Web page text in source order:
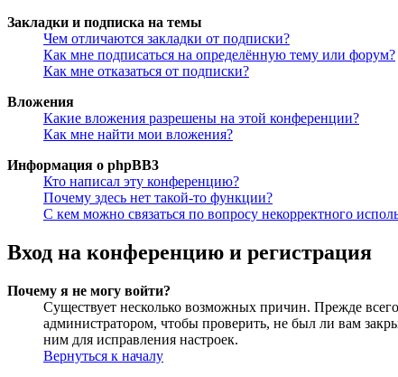
Закладки и подписка на темы
Чем отличаются закладки от подписки?
Как мне подписаться на определённую тему или форум?
Как мне отказаться от подписки?
Вложения
Какие вложения разрешены на этой конференции?
Как мне найти мои вложения?
Информация о phpBB3
Кто написал эту конференцию?
Почему здесь нет такой-то функции?
С кем можно связаться по вопросу некорректного
Вход на конференцию и регистрация
Почему я не могу войти?
Существует несколько возможных причин. Прежде
администратором, чтобы проверить, не был ли вам
ним для исправления настроек.
Вернуться к началу